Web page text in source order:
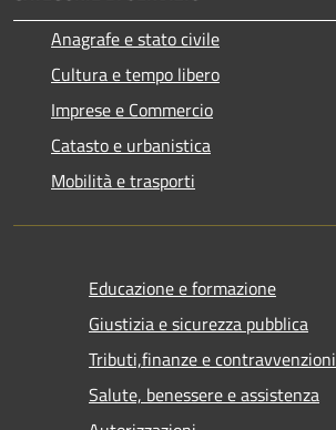
Anagrafe e stato civile
Cultura e tempo libero
Imprese e Commercio
Catasto e urbanistica
Mobilità e trasporti
Educazione e formazione
Giustizia e sicurezza pubblica
Tributi,finanze e contravvenzioni
Salute, benessere e assistenza